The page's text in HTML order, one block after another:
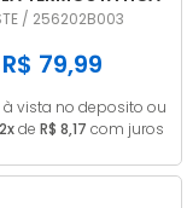
HB20 I30
CRETA 1.6 16V
256202B003
/ 256202B003
R$ 79,99
à vista no deposito ou
de R$ 8,17 com juros